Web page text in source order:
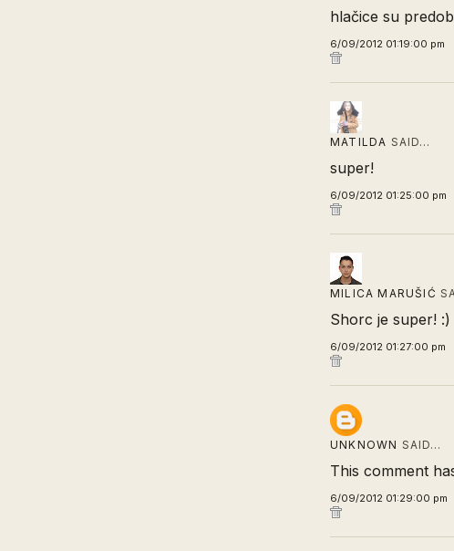
hlačice su
6/09/2012 01:19:00 pm
MATILDA SAID…
super!
6/09/2012 01:25:00 pm
MILICA MARUŠIĆ
Shorc je super! :)
6/09/2012 01:27:00 pm
UNKNOWN SAID…
This comment
6/09/2012 01:29:00 pm